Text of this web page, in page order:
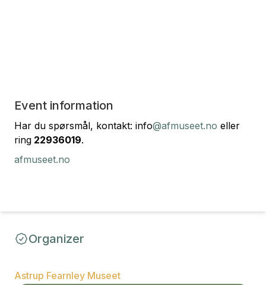
Event information
Har du spørsmål, kontakt: info@afmuseet.no eller
ring 22936019.
afmuseet.no
Organizer
Astrup Fearnley Museet